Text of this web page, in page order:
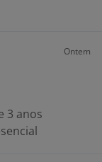
Ontem
3 anos